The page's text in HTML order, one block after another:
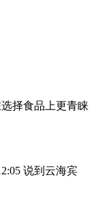
择食品上更青睐
说到云海宾